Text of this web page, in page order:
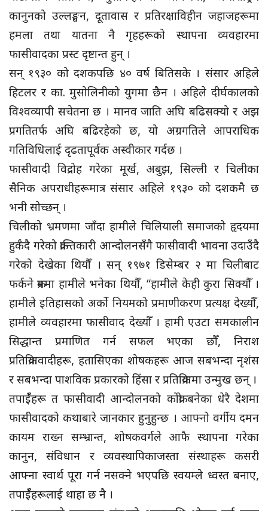
कानुनको उल्लङ्घन, दूतावास र प्रतिरक्षाविहीन जहाजहरूमा
हमला तथा यातना नै गृहहरूको स्थापना व्यवहारमा
फासीवादका प्रस्ट दृष्टान्त हुन् ।
सन् १९३० को दशकपछि ४० वर्ष बितिसके । संसार अहिले
हिटलर र का. मुसोलिनीको युगमा छैन । अहिले दीर्घकालको
विश्वव्यापी सचेतना छ । मानव जाति अघि बढिसक्यो र अझ
प्रगतितर्फ अघि बढिरहेको छ, यो अग्रगतिले आपराधिक
गतिविधिलाई दृढतापूर्वक अस्वीकार गर्दछ ।
फासीवादी विद्रोह गरेका मूर्ख, अबुझ, सिल्ली र चिलीका
सैनिक अपराधीहरूमात्र संसार अहिले १९३० को दशकमै छ
भनी सोच्छन् ।
चिलीको भ्रमणमा जाँदा हामीले चिलियाली समाजको हृदयमा
हुर्कँदै गरेको क्रान्तिकारी आन्दोलनसँगै फासीवादी भावना उदाउँदै
गरेको देखेका थियौँ । सन् १९७१ डिसेम्बर २ मा चिलीबाट
फर्कने क्रममा हामीले भनेका थियौँ, “हामीले केही कुरा सिक्यौँ ।
हामीले इतिहासको अर्को नियमको प्रमाणीकरण प्रत्यक्ष देख्यौँ,
हामीले व्यवहारमा फासीवाद देख्यौँ । हामी एउटा समकालीन
सिद्धान्त प्रमाणित गर्न सफल भएका छौँ, निराश
प्रतिक्रियावादीहरू, हतासिएका शोषकहरू आज सबभन्दा नृशंस
र सबभन्दा पाशविक प्रकारको हिंसा र प्रतिक्रियामा उन्मुख छन् ।
तपाईँहरू त फासीवादी आन्दोलनको कोक्रो बनेका धेरै देशमा
फासीवादको कथाबारे जानकार हुनुहुन्छ । आफ्नो वर्गीय दमन
कायम राख्न सम्भ्रान्त, शोषकवर्गले आफै स्थापना गरेका
कानुन, संविधान र व्यवस्थापिकाजस्ता संस्थाहरू कसरी
आफ्ना स्वार्थ पूरा गर्न नसक्ने भएपछि स्वयम्ले ध्वस्त बनाए,
तपाईँहरूलाई थाहा छ नै ।